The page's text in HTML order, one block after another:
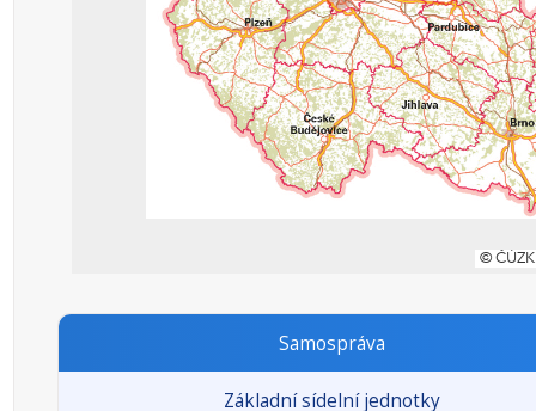
Samospráva
Základní sídelní jednotky